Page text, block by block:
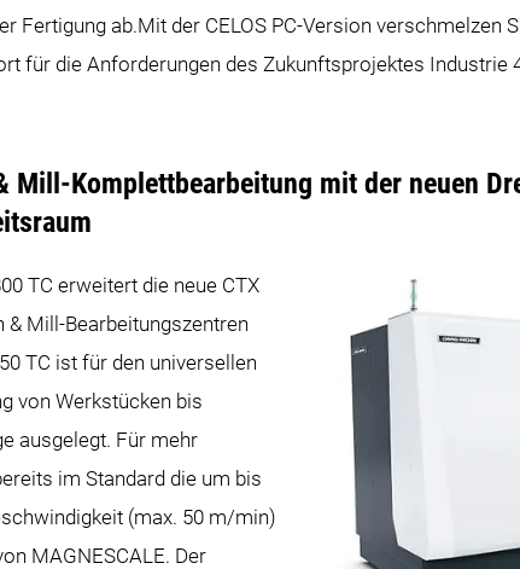
Fertigung ab.Mit der CELOS PC-Version verschmelzen
für die Anforderungen des Zukunftsprojektes Industrie
Mill-Komplettbearbeitung mit der neuen
TC erweitert die neue CTX
& Mill-Bearbeitungszentren
TC ist für den universellen
von Werkstücken bis
ausgelegt. Für mehr
im Standard die um bis
(max. 50 m/min)
MAGNESCALE. Der